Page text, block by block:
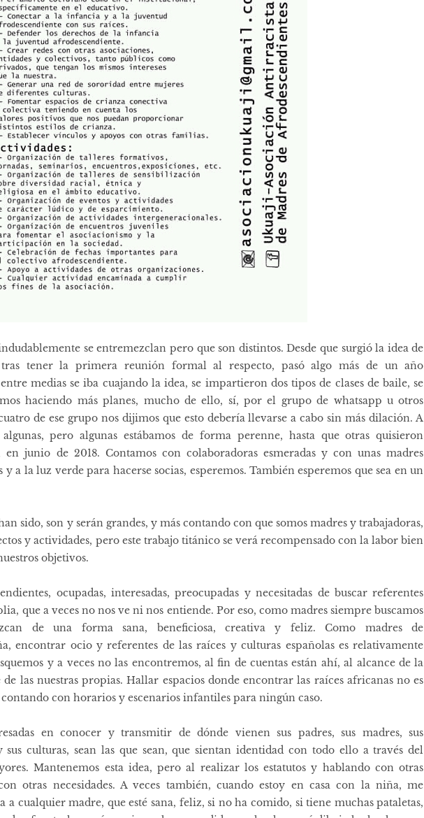
se entremezclan pero que son distintos. Desde que surgió la idea de
tener la primera reunión formal al respecto, pasó algo más de un año
medias se iba cuajando la idea, se impartieron dos tipos de clases de baile, se
haciendo más planes, mucho de ello, sí, por el grupo de whatsapp u otros
de ese grupo nos dijimos que esto debería llevarse a cabo sin más dilación. A
pero algunas estábamos de forma perenne, hasta que otras quisieron
junio de 2018. Contamos con colaboradoras esmeradas y con unas madres
y a la luz verde para hacerse socias, esperemos. También esperemos que sea en un
sido, son y serán grandes, y más contando con que somos madres y trabajadoras,
y actividades, pero este trabajo titánico se verá recompensado con la labor bien
objetivos.
ocupadas, interesadas, preocupadas y necesitadas de buscar referentes
que a veces no nos ve ni nos entiende. Por eso, como madres siempre buscamos
de una forma sana, beneficiosa, creativa y feliz. Como madres de
encontrar ocio y referentes de las raíces y culturas españolas es relativamente
y a veces no las encontremos, al fin de cuentas están ahí, al alcance de la
las nuestras propias. Hallar espacios donde encontrar las raíces africanas no es
con horarios y escenarios infantiles para ningún caso.
en conocer y transmitir de dónde vienen sus padres, sus madres, sus
sus culturas, sean las que sean, que sientan identidad con todo ello a través del
Mantenemos esta idea, pero al realizar los estatutos y hablando con otras
otras necesidades. A veces también, cuando estoy en casa con la niña, me
a cualquier madre, que esté sana, feliz, si no ha comido, si tiene muchas pataletas,